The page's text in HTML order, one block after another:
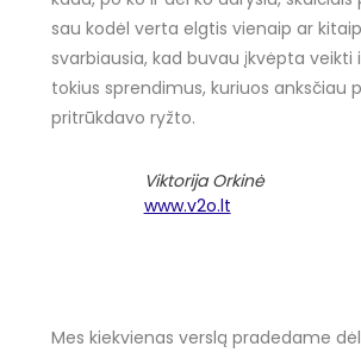
sau kodėl verta elgtis vienaip ar
svarbiausia, kad buvau įkvėpta veikti
tokius sprendimus, kuriuos anksčiau
pritrūkdavo ryžto.
Viktorija Orkinė
www.v2o.lt
Mes kiekvienas verslą pradedame